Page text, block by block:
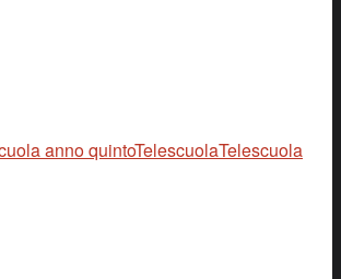
anno quintoTelescuolaTelescuola